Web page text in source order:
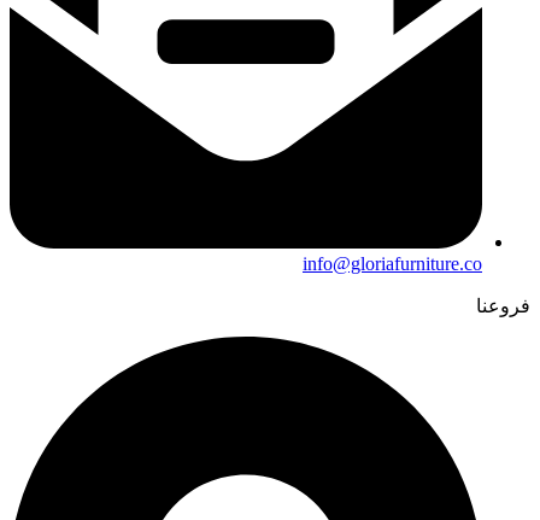
info@gloriafurniture.co
فروعنا